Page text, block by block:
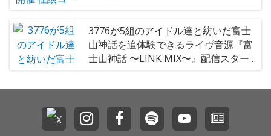
3776が5組のアイドル達と紡いだ富士
山神話を追体験できるライヴ音源『富
士山神話 〜LINK MIX〜』配信スター
ト